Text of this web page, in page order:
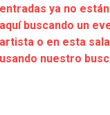
entradas ya no
aquí buscando un
artista o en esta
usando nuestro